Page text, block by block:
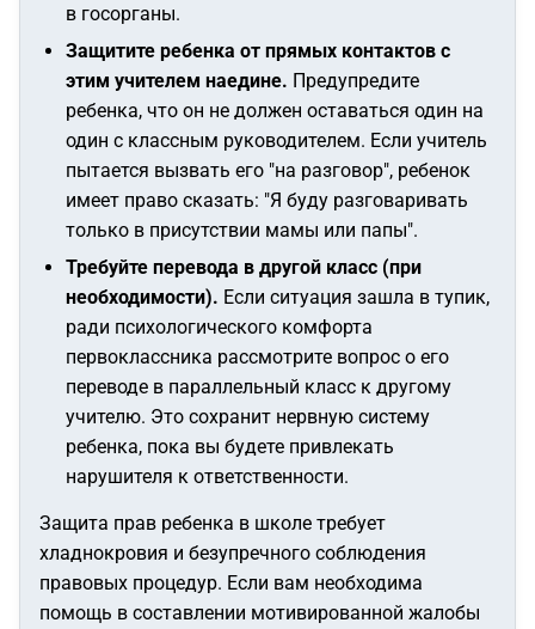
в госорганы.
Защитите ребенка от прямых контактов с
этим учителем наедине. Предупредите
ребенка, что он не должен оставаться один на
один с классным руководителем. Если учитель
пытается вызвать его "на разговор", ребенок
имеет право сказать: "Я буду разговаривать
только в присутствии мамы или папы".
Требуйте перевода в другой класс (при
необходимости). Если ситуация зашла в тупик,
ради психологического комфорта
первоклассника рассмотрите вопрос о его
переводе в параллельный класс к другому
учителю. Это сохранит нервную систему
ребенка, пока вы будете привлекать
нарушителя к ответственности.
Защита прав ребенка в школе требует
хладнокровия и безупречного соблюдения
правовых процедур. Если вам необходима
помощь в составлении мотивированной жалобы